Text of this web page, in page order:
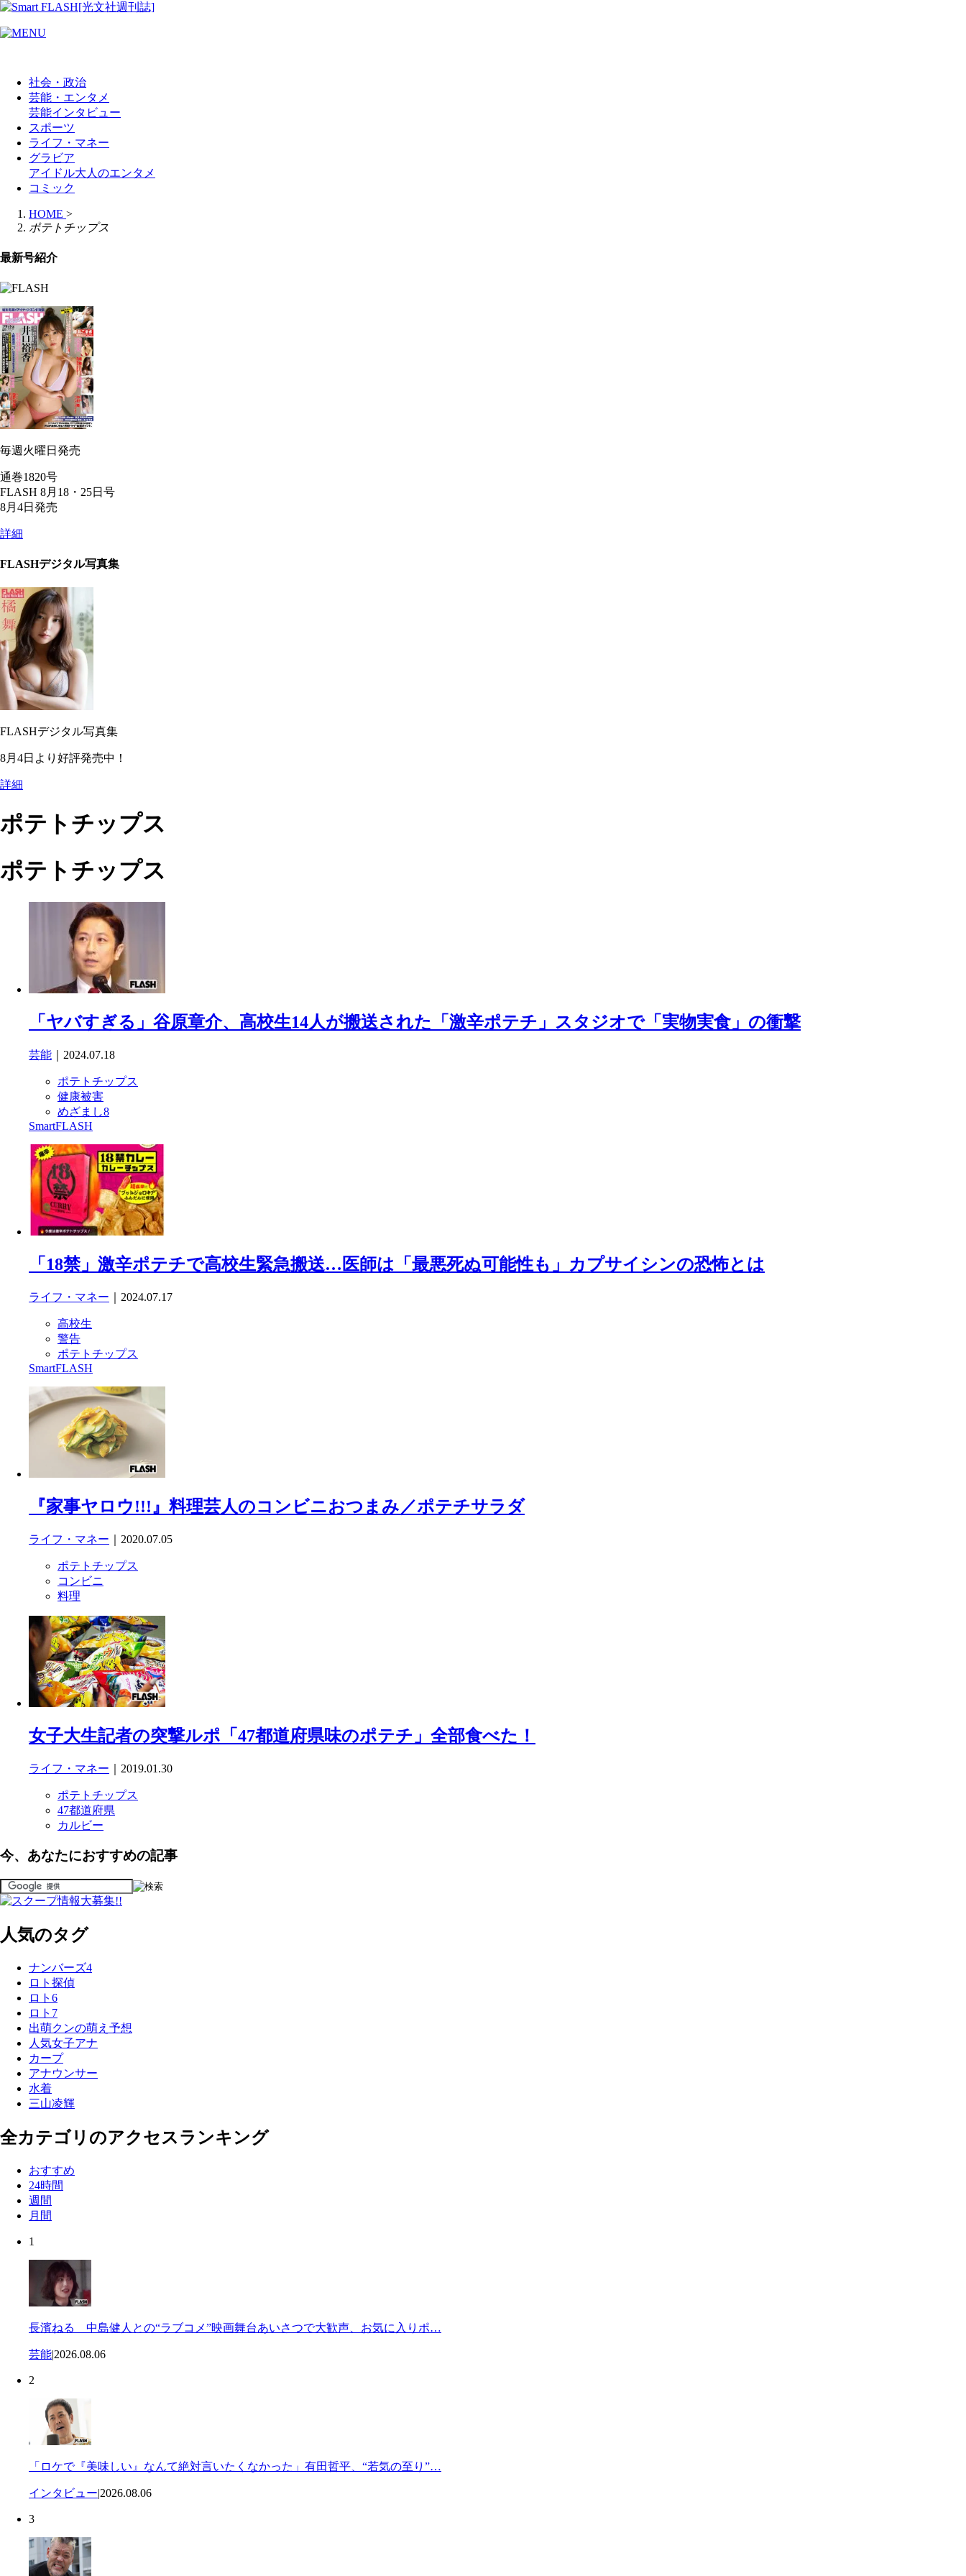
社会・政治
芸能・エンタメ
芸能インタビュー
スポーツ
ライフ・マネー
グラビア
アイドル大人のエンタメ
コミック
HOME >
ポテトチップス
最新号紹介
毎週火曜日発売
通巻1820号
FLASH 8月18・25日号
8月4日発売
詳細
FLASHデジタル写真集
FLASHデジタル写真集
8月4日より好評発売中！
詳細
ポテトチップス
ポテトチップス
「ヤバすぎる」谷原章介、高校生14人が搬送された「激辛ポテチ」スタジオで「実物実食」の衝撃
芸能 ｜2024.07.18
ポテトチップス
健康被害
めざまし8
SmartFLASH
「18禁」激辛ポテチで高校生緊急搬送…医師は「最悪死ぬ可能性も」カプサイシンの恐怖とは
ライフ・マネー ｜2024.07.17
高校生
警告
ポテトチップス
SmartFLASH
『家事ヤロウ!!!』料理芸人のコンビニおつまみ／ポテチサラダ
ライフ・マネー ｜2020.07.05
ポテトチップス
コンビニ
料理
女子大生記者の突撃ルポ「47都道府県味のポテチ」全部食べた！
ライフ・マネー ｜2019.01.30
ポテトチップス
47都道府県
カルビー
今、あなたにおすすめの記事
人気のタグ
ナンバーズ4
ロト探偵
ロト6
ロト7
出萌クンの萌え予想
人気女子アナ
カープ
アナウンサー
水着
三山凌輝
全カテゴリのアクセスランキング
おすすめ
24時間
週間
月間
1
長濱ねる 中島健人との“ラブコメ”映画舞台あいさつで大歓声、お気に入りポ…
芸能|2026.08.06
2
「ロケで『美味しい』なんて絶対言いたくなかった」有田哲平、“若気の至り”…
インタビュー|2026.08.06
3